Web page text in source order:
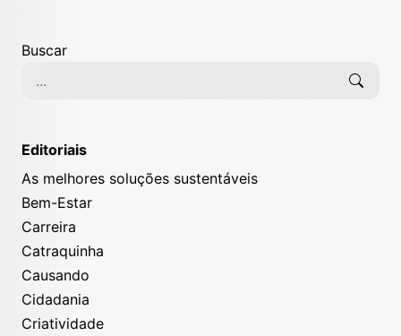
Buscar
Editoriais
As melhores soluções sustentáveis
Bem-Estar
Carreira
Catraquinha
Causando
Cidadania
Criatividade